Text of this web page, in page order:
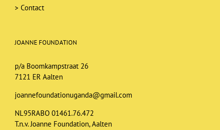
> Contact
JOANNE FOUNDATION
p/a Boomkampstraat 26
7121 ER Aalten
joannefoundationuganda@gmail.com
NL95RABO 01461.76.472
T.n.v. Joanne Foundation, Aalten